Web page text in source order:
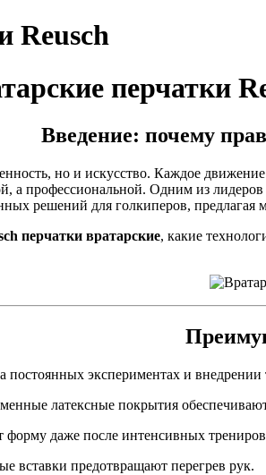
Reusch
перчатки
Введение: почему
но и искусство. Каждое
а профессиональной. Одним из
решений для голкиперов,
перчатки вратарские, какие
постоянных экспериментах и
латексные покрытия
форму даже после интенсивных
вставки предотвращают перегрев рук.